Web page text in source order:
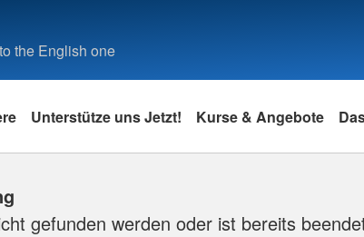
the English one
Unterstütze uns Jetzt! Kurse & Angebote
gefunden werden oder ist bereits